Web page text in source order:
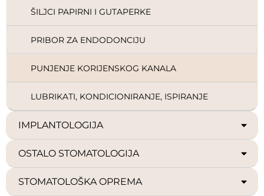
ŠILJCI PAPIRNI I GUTAPERKE
PRIBOR ZA ENDODONCIJU
PUNJENJE KORIJENSKOG KANALA
LUBRIKATI, KONDICIONIRANJE, ISPIRANJE
IMPLANTOLOGIJA
OSTALO STOMATOLOGIJA
STOMATOLOŠKA OPREMA